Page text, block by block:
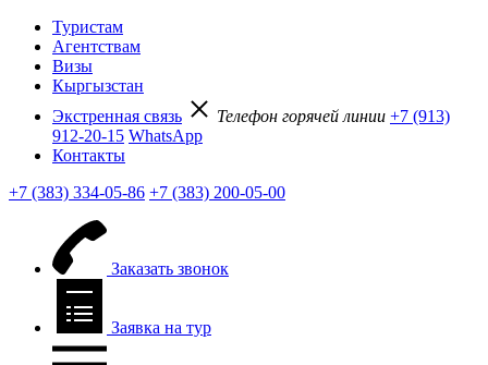
Туристам
Агентствам
Визы
Кыргызстан
Экстренная связь
Телефон горячей линии +7 (913)
912-20-15 WhatsApp
Контакты
+7 (383) 334-05-86 +7 (383) 200-05-00
Заказать звонок
Заявка на тур